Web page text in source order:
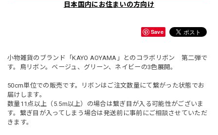
日本国内にお住まいの方向け
Save
小物雑貨のブランド「KAYO AOYAMA」とのコラボリボン 第二弾で
す。鳥リボン。ベージュ、グリーン、ネイビーの3色展開。
50cm単位での販売です。リボンはご注文数量にて繋がった状態でお
届けします。
数量11点以上（5.5m以上）の場合は繋ぎ目が入る可能性がございま
す。繋ぎ目が入ってしまう場合は発送前に事前にご相談させていただ
きます。